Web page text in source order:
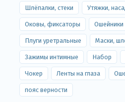
Шлёпалки, стеки Утяжки,
Оковы, фиксаторы Ошейники
Плуги уретральные Маски,
Зажимы интимные Набор
Чокер Ленты на глаза
пояс верности